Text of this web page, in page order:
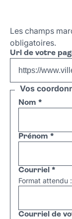
Les champs
obligatoires.
Url de votre
Vos
Nom *
Prénom *
Courriel *
Format attendu
Courriel de